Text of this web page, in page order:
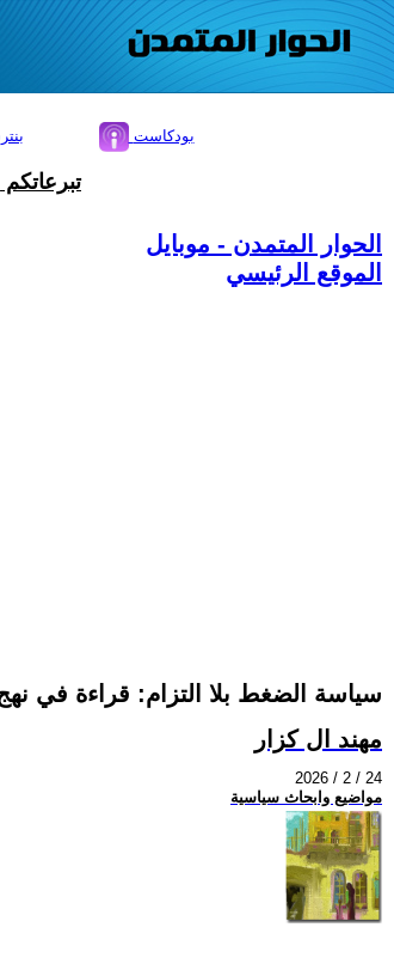
بودكاست
الحوار المتمدن - موبايل
الموقع الرئيسي
سياسة الضغط بلا التزام: قراءة في
مهند ال كزار
2026 / 2 / 24
مواضيع وابحاث سياسية